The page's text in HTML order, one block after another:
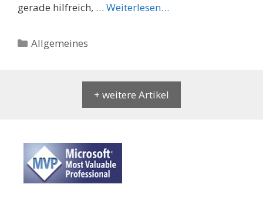
gerade hilfreich, … Weiterlesen…
Categories
Allgemeines
+ weitere Artikel